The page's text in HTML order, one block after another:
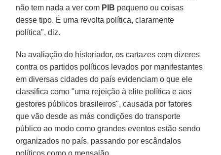
não tem nada a ver com PIB pequeno ou coisas
desse tipo. É uma revolta política, claramente
política", diz.
Na avaliação do historiador, os cartazes com dizeres
contra os partidos políticos levados por manifestantes
em diversas cidades do país evidenciam o que ele
classifica como "uma rejeição à elite política e aos
gestores públicos brasileiros", causada por fatores
que vão desde as más condições do transporte
público ao modo como grandes eventos estão sendo
organizados no país, passando por escândalos
políticos como o mensalão.